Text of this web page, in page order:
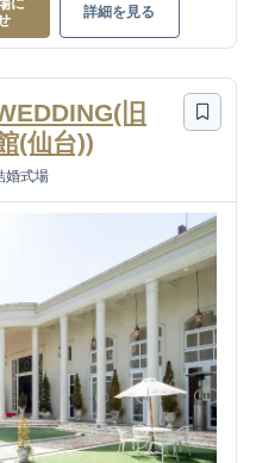
に
詳細を見る
旧
(仙台))
婚式場